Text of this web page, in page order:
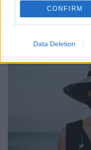
CONFIRM
Data Deletion
Λάμπρος
τον πατέρα του και
«Μου χρωστάς μια